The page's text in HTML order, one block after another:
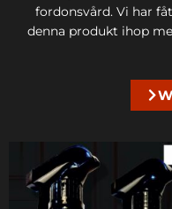
fordonsvård. Vi har
denna produkt ihop